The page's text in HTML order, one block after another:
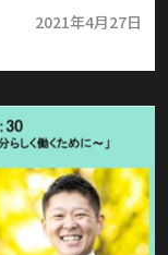
2021年4月27日